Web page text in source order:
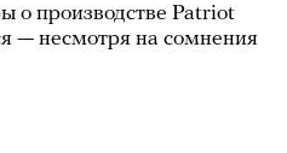
о производстве Patriot
— несмотря на сомнения